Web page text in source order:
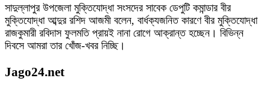
সাদুল্লাপুর উপজেলা মুক্তিযোদ্ধা সংসদের সাবেক ডেপুটি কমান্ডার বীর
মুক্তিযোদ্ধা আব্দুর রশিদ আজমী বলেন, বার্ধক্যজনিত কারণে বীর মুক্তিযোদ্ধা
রাজকুমারী রবিদাস ফুলমতি প্রায়ই নানা রোগে আক্রান্ত হচ্ছেন। বিভিন্ন
দিবসে আমরা তার খোঁজ-খবর নিচ্ছি।
Jago24.net